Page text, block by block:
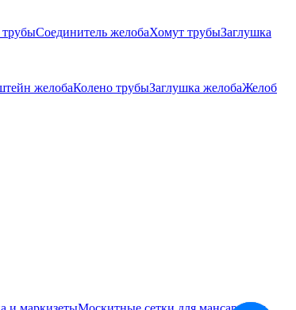
Соединитель желобаХомут трубыЗаглушка
желобаКолено трубыЗаглушка желобаЖелоб